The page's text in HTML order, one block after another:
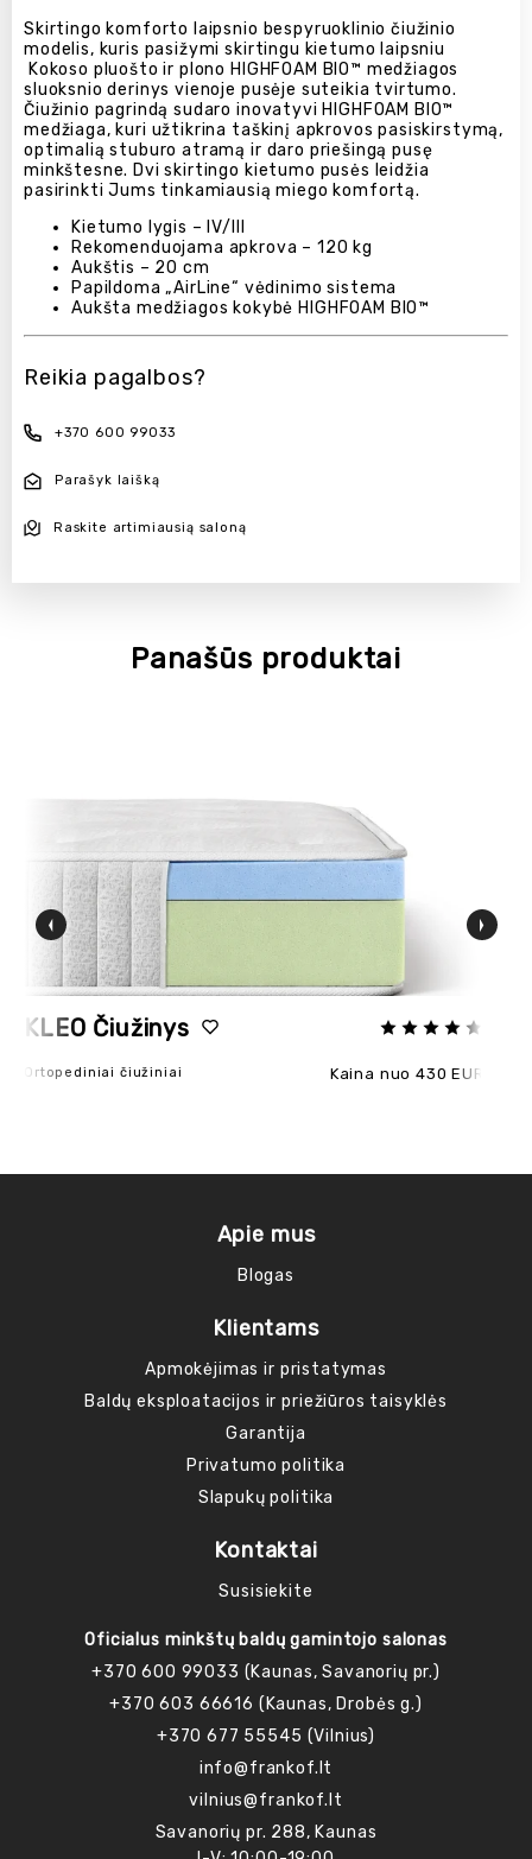
Skirtingo komforto laipsnio bespyruoklinio čiužinio
modelis, kuris pasižymi skirtingu kietumo laipsniu
Kokoso pluošto ir plono HIGHFOAM BIO™ medžiagos
sluoksnio derinys vienoje pusėje suteikia tvirtumo.
Čiužinio pagrindą sudaro inovatyvi HIGHFOAM BIO™
medžiaga, kuri užtikrina taškinį apkrovos pasiskirstymą,
optimalią stuburo atramą ir daro priešingą pusę
minkštesne. Dvi skirtingo kietumo pusės leidžia
pasirinkti Jums tinkamiausią miego komfortą.
Kietumo lygis – IV/III
Rekomenduojama apkrova – 120 kg
Aukštis – 20 cm
Papildoma „AirLine“ vėdinimo sistema
Aukšta medžiagos kokybė HIGHFOAM BIO™
Reikia pagalbos?
+370 600 99033
Parašyk laišką
Raskite artimiausią saloną
Panašūs produktai
KLEO Čiužinys
Ortopediniai čiužiniai Kaina nuo 430 EUR
Apie mus
Blogas
Klientams
Apmokėjimas ir pristatymas
Baldų eksploatacijos ir priežiūros taisyklės
Garantija
Privatumo politika
Slapukų politika
Kontaktai
Susisiekite
Oficialus minkštų baldų gamintojo salonas
+370 600 99033 (Kaunas, Savanorių pr.)
+370 603 66616 (Kaunas, Drobės g.)
+370 677 55545 (Vilnius)
info@frankof.lt
vilnius@frankof.lt
Savanorių pr. 288, Kaunas